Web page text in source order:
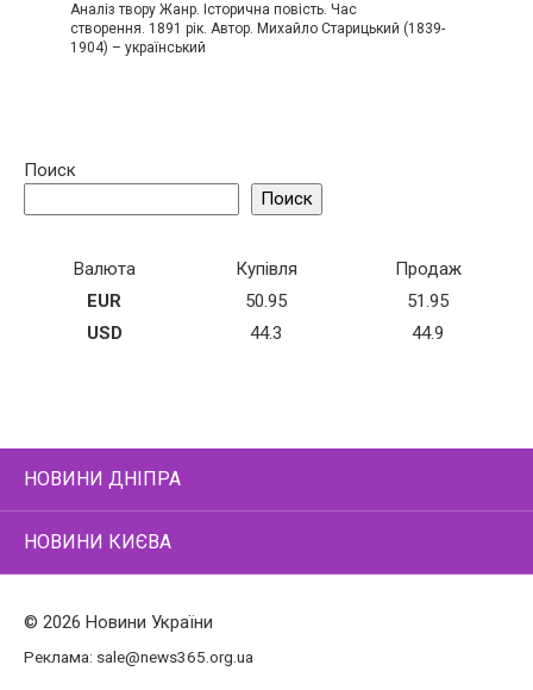
Аналіз твору Жанр. Історична повість. Час
створення. 1891 рік. Автор. Михайло Старицький (1839-
1904) – український
Поиск
Поиск
Валюта Купівля
Продаж
EUR
50.95
51.95
USD
44.3 44.9
НОВИНИ ДНІПРА
НОВИНИ КИЄВА
© 2026 Новини України
Реклама: sale@news365.org.ua